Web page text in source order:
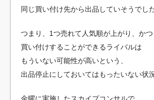
同じ買い付け先から出品していそうでした
つまり、1つ売れて人気順が上がり、かつ
買い付けすることができるライバルは
もういない可能性が高いという、
出品停止にしておいてはもったいない状